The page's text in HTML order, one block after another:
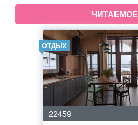
ЧИТАЕМОЕ
ОТДЫХ
22459